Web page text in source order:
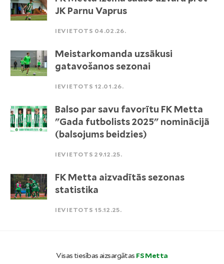
JK Parnu Vaprus
IEVIETOTS 04.02.26.
Meistarkomanda uzsākusi
gatavošanos sezonai
IEVIETOTS 12.01.26.
Balso par savu favorītu FK Metta
"Gada futbolists 2025" nominācijā
(balsojums beidzies)
IEVIETOTS 29.12.25.
FK Metta aizvadītās sezonas
statistika
IEVIETOTS 15.12.25.
Visas tiesības aizsargātas FS Metta